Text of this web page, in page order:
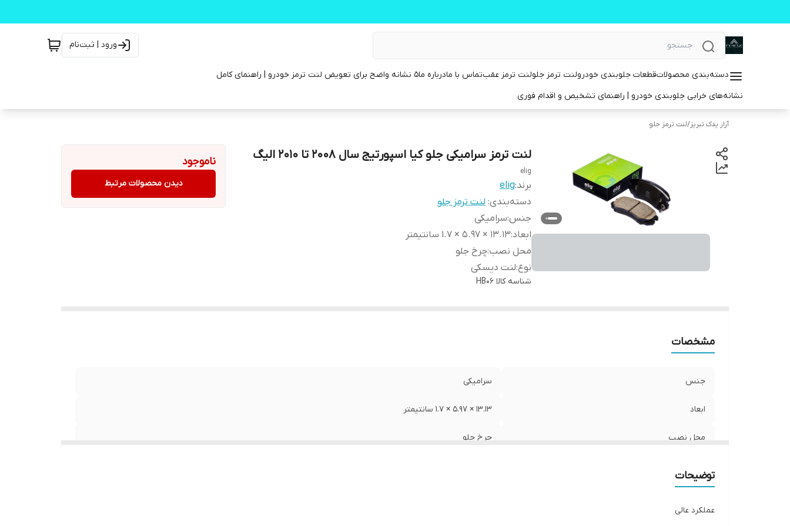
ورود | ثبت‌نام
دسته‌بندی محصولاتقطعات جلوبندی خودرولنت ترمز جلولنت ترمز عقبتماس با مادرباره ما۵ نشانه واضح برای تعویض لنت ترمز خودرو | راهنمای کامل
نشانه‌های خرابی جلوبندی خودرو | راهنمای تشخیص و اقدام فوری
آراز یدک تبریز/لنت ترمز جلو
لنت ترمز سرامیکی جلو کیا اسپورتیج سال ۲۰۰۸ تا ۲۰۱۰ الیگ
elig
برند:elig
دسته‌بندی: لنت ترمز جلو
جنس:سرامیکی
ابعاد:13.13 × 5.97 × 1.7 سانتیمتر
محل نصب:چرخ جلو
نوع:لنت دیسکی
شناسه کالا HB06
ناموجود
دیدن محصولات مرتبط
مشخصات
جنس سرامیکی
ابعاد 13.13 × 5.97 × 1.7 سانتیمتر
محل نصب چرخ جلو
توضیحات
عملکرد عالی